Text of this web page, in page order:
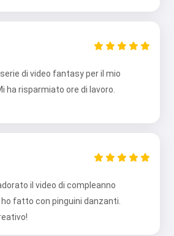
di video fantasy per il mio
ha risparmiato ore di lavoro.
il video di compleanno
fatto con pinguini danzanti.